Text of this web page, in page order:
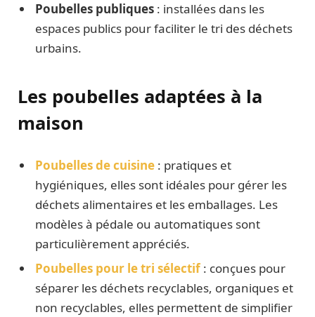
Poubelles publiques : installées dans les
espaces publics pour faciliter le tri des déchets
urbains.
Les poubelles adaptées à la
maison
Poubelles de cuisine : pratiques et
hygiéniques, elles sont idéales pour gérer les
déchets alimentaires et les emballages. Les
modèles à pédale ou automatiques sont
particulièrement appréciés.
Poubelles pour le tri sélectif: conçues pour
séparer les déchets recyclables, organiques et
non recyclables, elles permettent de simplifier